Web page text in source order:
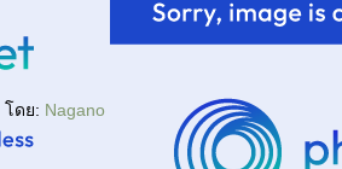
ดย: Nagano